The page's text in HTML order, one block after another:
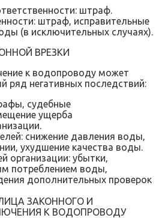
штраф.
штраф‚ исправительные
(в исключительных случаях).
ВРЕЗКИ
к водопроводу может
ряд негативных последствий:
судебные
ущерба
снижение давления воды‚
ухудшение качества воды.
убытки‚
потреблением воды‚
дополнительных проверок
ЗАКОННОГО И
К ВОДОПРОВОДУ